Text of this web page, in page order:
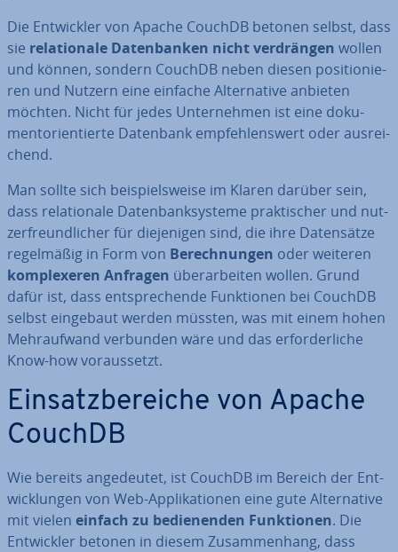
Die Ent­wick­ler von Apache CouchDB betonen selbst, dass
sie re­la­tio­na­le Da­ten­ban­ken nicht ver­drän­gen wollen
und können, sondern CouchDB neben diesen po­si­tio­nie­
ren und Nutzern eine einfache Al­ter­na­ti­ve anbieten
möchten. Nicht für jedes Un­ter­neh­men ist eine do­ku­
ment­ori­en­tier­te Datenbank emp­feh­lens­wert oder aus­rei­
chend.
Man sollte sich bei­spiels­wei­se im Klaren darüber sein,
dass re­la­tio­na­le Da­ten­bank­sys­te­me prak­ti­scher und nut­
zer­freund­li­cher für die­je­ni­gen sind, die ihre Da­ten­sät­ze
re­gel­mä­ßig in Form von Be­rech­nun­gen oder weiteren
kom­ple­xe­ren Anfragen über­ar­bei­ten wollen. Grund
dafür ist, dass ent­spre­chen­de Funk­tio­nen bei CouchDB
selbst eingebaut werden müssten, was mit einem hohen
Mehr­auf­wand verbunden wäre und das er­for­der­li­che
Know-how vor­aus­setzt.
Ein­satz­be­rei­che von Apache
CouchDB
Wie bereits an­ge­deu­tet, ist CouchDB im Bereich der Ent­
wick­lun­gen von Web-Ap­pli­ka­tio­nen eine gute Al­ter­na­ti­ve
mit vielen einfach zu be­die­nen­den Funk­tio­nen. Die
Ent­wick­ler betonen in diesem Zu­sam­men­hang, dass